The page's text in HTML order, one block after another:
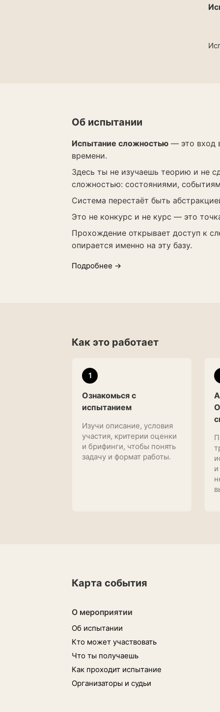
Об испытании
Испытание сложностью — это вход
времени.
Здесь ты не изучаешь теорию и не
сложностью: состояниями,
Система перестаёт быть
Это не конкурс и не курс — это
Прохождение открывает доступ к
опирается именно на эту базу.
Подробнее →
Как это работает
1
Ознакомься с
испытанием
Изучи описание, условия
участия, критерии оценки
и брифинги, чтобы понять
задачу и формат работы.
Карта события
О мероприятии
Об испытании
Кто может участвовать
Что ты получаешь
Как проходит испытание
Организаторы и судьи